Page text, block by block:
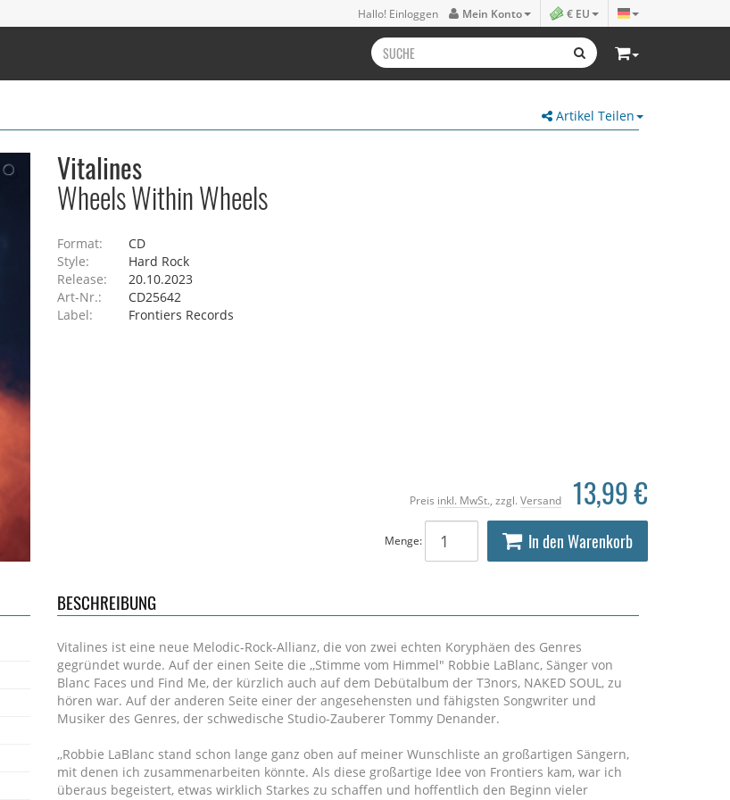
Hallo! Einloggen Mein Konto € EU
Artikel Teilen
Vitalines
Wheels Within Wheels
Format:
CD
Style:
Hard Rock
Release:
20.10.2023
Art-Nr.:
CD25642
Label:
Frontiers Records
Preis inkl. MwSt. , zzgl. Versand 13,99 €
Menge: In den Warenkorb
BESCHREIBUNG
Vitalines ist eine neue Melodic-Rock-Allianz, die von zwei echten Koryphäen des Genres
gegründet wurde. Auf der einen Seite die ,,Stimme vom Himmel" Robbie LaBlanc, Sänger von
Blanc Faces und Find Me, der kürzlich auch auf dem Debütalbum der T3nors, NAKED SOUL, zu
hören war. Auf der anderen Seite einer der angesehensten und fähigsten Songwriter und
Musiker des Genres, der schwedische Studio-Zauberer Tommy Denander.
,,Robbie LaBlanc stand schon lange ganz oben auf meiner Wunschliste an großartigen Sängern,
mit denen ich zusammenarbeiten könnte. Als diese großartige Idee von Frontiers kam, war ich
überaus begeistert, etwas wirklich Starkes zu schaffen und hoffentlich den Beginn vieler